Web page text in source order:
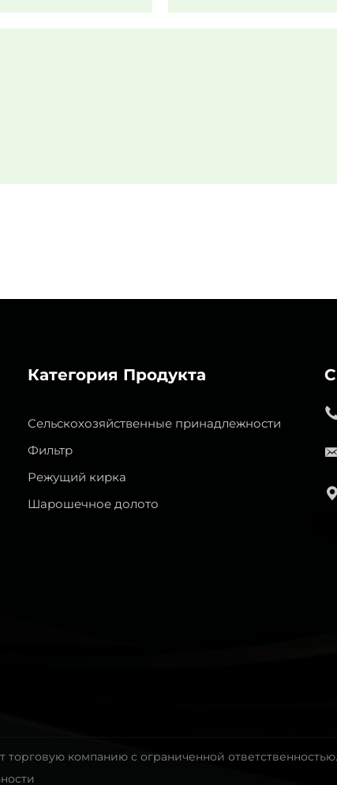
Категория Продукта
Сельскохозяйственные принадлежности
Фильтр
Режущий кирка
Шарошечное долото
торговую компанию с ограниченной